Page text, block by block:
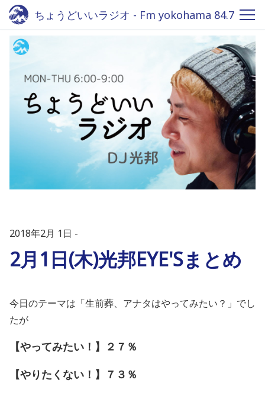
ちょうどいいラジオ - Fm yokohama 84.7
2018年2月 1日
2月1日(木)光邦EYE'Sまとめ
今日のテーマは「生前葬、アナタはやってみたい？」でし
たが
【やってみたい！】２７％
【やりたくない！】７３％